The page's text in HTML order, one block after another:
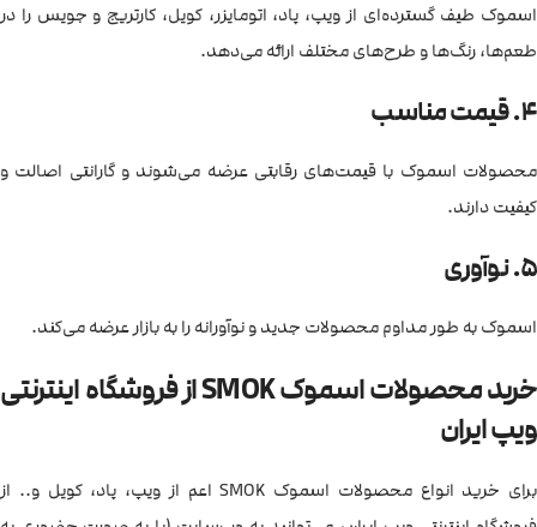
اسموک طیف گسترده‌ای از ویپ، پاد، اتومایزر، کویل، کارتریج و جویس را در
طعم‌ها، رنگ‌ها و طرح‌های مختلف ارائه می‌دهد.
4. قیمت مناسب
محصولات اسموک با قیمت‌های رقابتی عرضه می‌شوند و گارانتی اصالت و
کیفیت دارند.
5. نوآوری
اسموک به طور مداوم محصولات جدید و نوآورانه را به بازار عرضه می‌کند.
خرید محصولات اسموک SMOK از فروشگاه اینترنتی
ویپ ایران
برای خرید انواع محصولات اسموک SMOK اعم از ویپ، پاد، کویل و.. از